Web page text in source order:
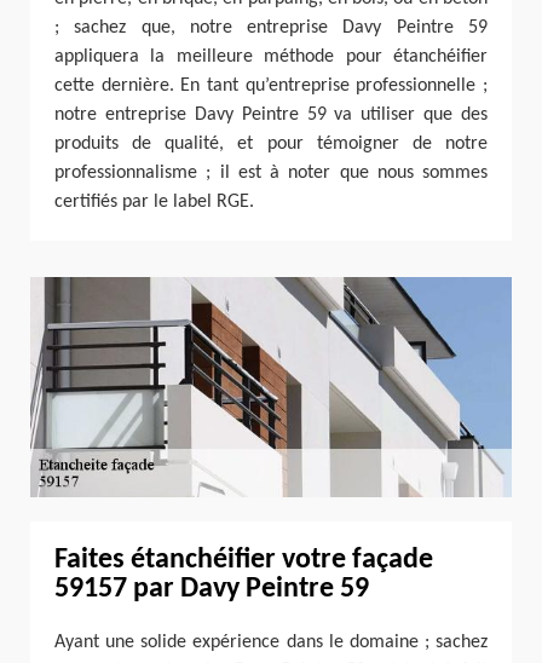
; sachez que, notre entreprise Davy Peintre 59
appliquera la meilleure méthode pour étanchéifier
cette dernière. En tant qu’entreprise professionnelle ;
notre entreprise Davy Peintre 59 va utiliser que des
produits de qualité, et pour témoigner de notre
professionnalisme ; il est à noter que nous sommes
certifiés par le label RGE.
Faites étanchéifier votre façade
59157 par Davy Peintre 59
Ayant une solide expérience dans le domaine ; sachez